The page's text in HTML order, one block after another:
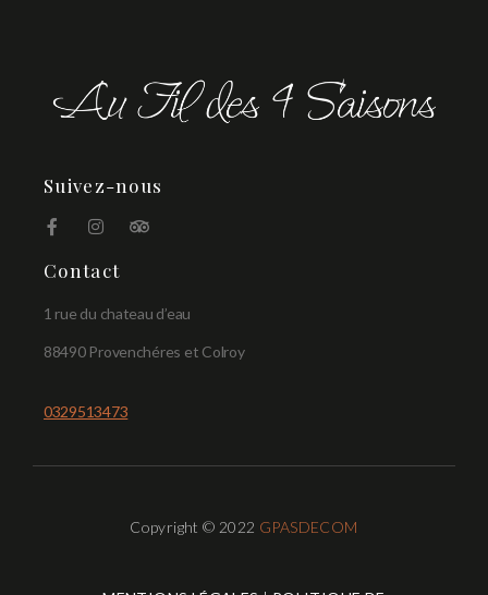
Suivez-nous
Contact
1 rue du chateau d’eau
88490 Provenchéres et Colroy
0329513473
Copyright © 2022 GPASDECOM